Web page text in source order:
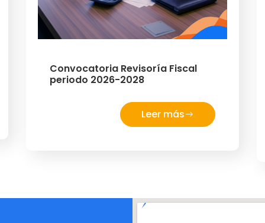
Convocatoria Revisoría Fiscal
periodo 2026-2028
Leer más